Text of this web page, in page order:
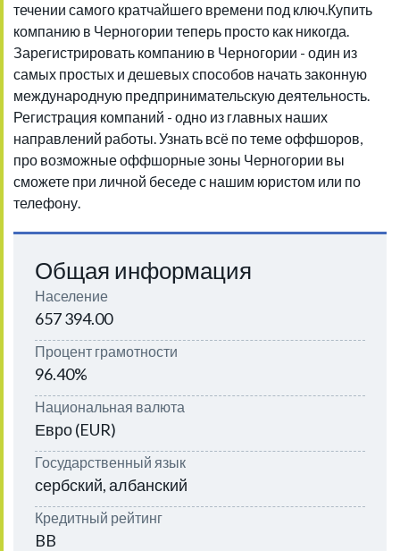
течении самого кратчайшего времени под ключ.Купить
компанию в Черногории теперь просто как никогда.
Зарегистрировать компанию в Черногории - один из
самых простых и дешевых способов начать законную
международную предпринимательскую деятельность.
Регистрация компаний - одно из главных наших
направлений работы. Узнать всё по теме оффшоров,
про возможные оффшорные зоны Черногории вы
сможете при личной беседе с нашим юристом или по
телефону.
Общая информация
Население
657 394.00
Процент грамотности
96.40%
Национальная валюта
Евро (EUR)
Государственный язык
сербский, албанский
Кредитный рейтинг
BB